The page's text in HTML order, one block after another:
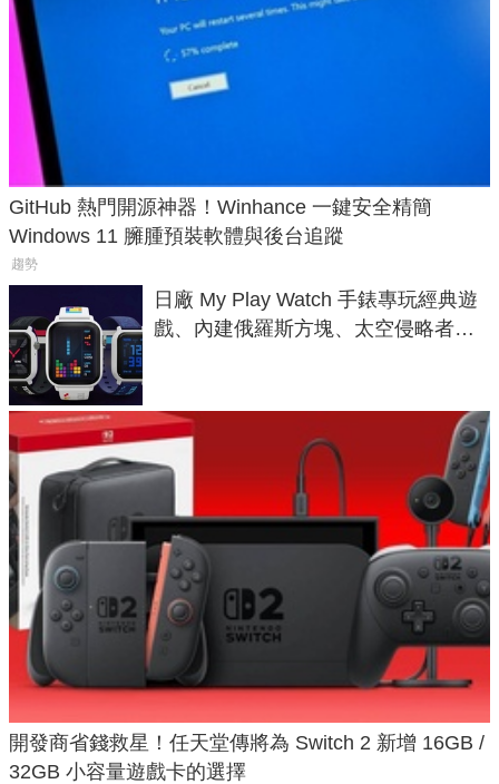
GitHub 熱門開源神器！Winhance 一鍵安全精簡
Windows 11 臃腫預裝軟體與後台追蹤
趨勢
日廠 My Play Watch 手錶專玩經典遊
戲、內建俄羅斯方塊、太空侵略者，
開發商省錢救星！任天堂傳將為 Switch 2 新增 16GB /
32GB 小容量遊戲卡的選擇